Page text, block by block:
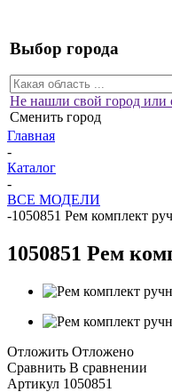
Выбор города
Не нашли свой город или
Сменить город
Главная
-
Каталог
-
ВСЕ МОДЕЛИ
-1050851 Рем комплект
1050851 Рем
Отложить Отложено
Сравнить В сравнении
Артикул 1050851